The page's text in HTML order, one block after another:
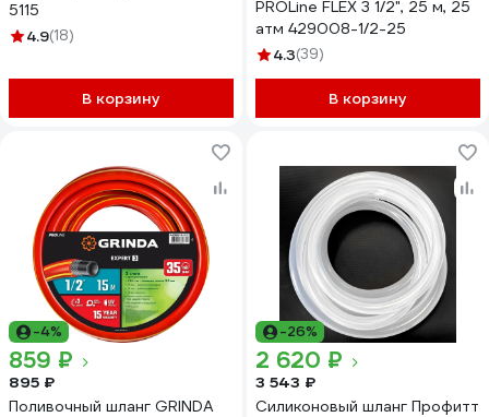
5115
4.9(18)
В корзину
PROLine FLEX 3 1/2", 25 м, 25
атм 429008-1/2-25
4.3(39)
В корзину
-4%
859 ₽
895 ₽
Поливочный шланг GRINDA
-26%
2 620 ₽
3 543 ₽
Силиконовый шланг Профитт